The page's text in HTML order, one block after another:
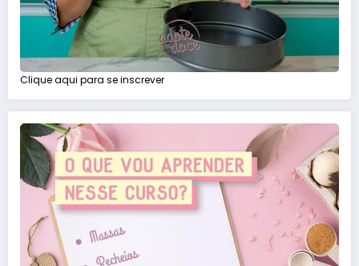
Clique aqui para se inscrever